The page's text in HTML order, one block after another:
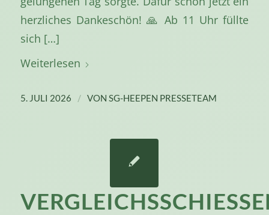
herzliches Dankeschön! 🙏 Ab 11 Uhr füllte
sich […]
Weiterlesen
5. JULI 2026 / VON SG-HEEPEN PRESSETEAM
VERGLEICHSSCHIESSEN